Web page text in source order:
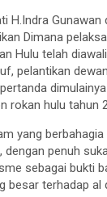
H.Indra Gunawan
Dimana
Hulu telah
pelantikan
rokan hulu tahun
yang
penuh
sebagai bukti
besar terhadap al